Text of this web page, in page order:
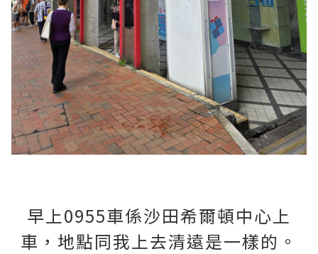
早上0955車係沙田希爾頓中心上
車，地點同我上去清遠是一樣的。